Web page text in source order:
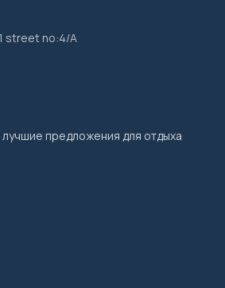
street no:4/A
предложения для отдыха